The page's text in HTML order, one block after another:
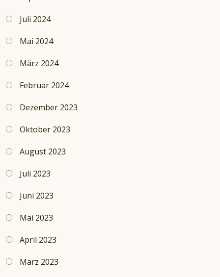
Juli 2024
Mai 2024
März 2024
Februar 2024
Dezember 2023
Oktober 2023
August 2023
Juli 2023
Juni 2023
Mai 2023
April 2023
März 2023